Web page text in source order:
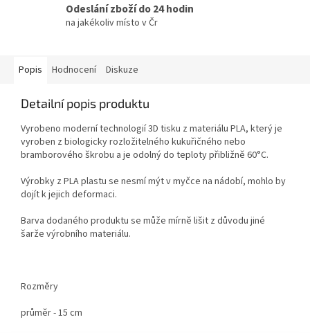
Odeslání zboží do 24 hodin
na jakékoliv místo v Čr
Popis Hodnocení Diskuze
Detailní popis produktu
Vyrobeno moderní technologií 3D tisku z materiálu PLA, který je
vyroben z biologicky rozložitelného kukuřičného nebo
bramborového škrobu a je odolný do teploty přibližně 60°C.
Výrobky z PLA plastu se nesmí mýt v myčce na nádobí, mohlo by
dojít k jejich deformaci.
Barva dodaného produktu se může mírně lišit z důvodu jiné
šarže výrobního materiálu.
Rozměry
průměr - 15 cm